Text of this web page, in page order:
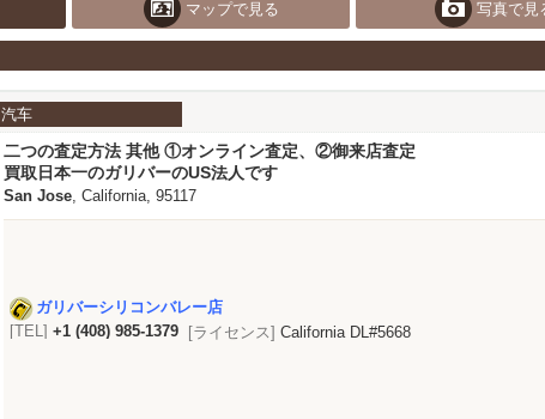
マップで見る 写真で見
汽车
二つの査定方法 其他 ①オンライン査定、②御来店査定
買取日本一のガリバーのUS法人です
San Jose, California, 95117
ガリバーシリコンバレー店
[TEL] +1 (408) 985-1379 [ライセンス] California DL#5668